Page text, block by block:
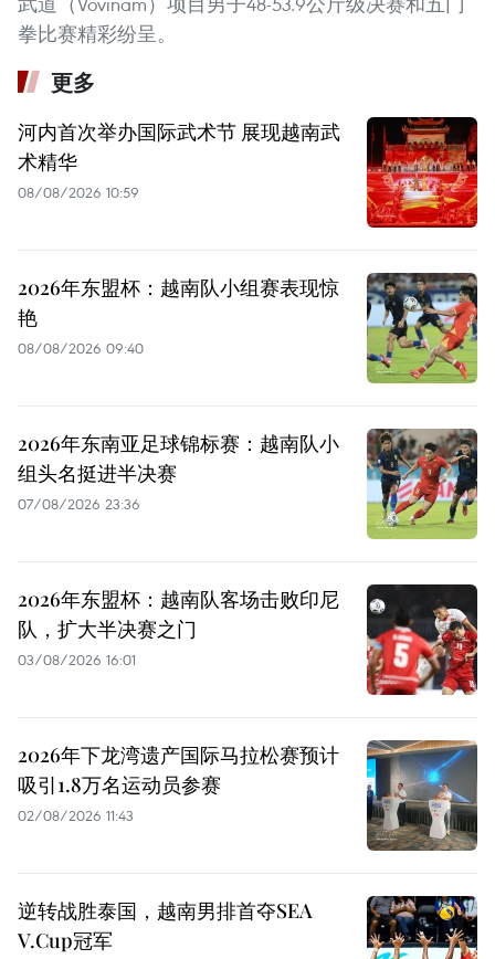
拳比赛精彩纷呈。
更多
河内首次举办国际武术节 展现越南武
术精华
08/08/2026 10:59
2026年东盟杯：越南队小组赛表现惊
艳
08/08/2026 09:40
2026年东南亚足球锦标赛：越南队小
组头名挺进半决赛
07/08/2026 23:36
2026年东盟杯：越南队客场击败印尼
队，扩大半决赛之门
03/08/2026 16:01
2026年下龙湾遗产国际马拉松赛预计
吸引1.8万名运动员参赛
02/08/2026 11:43
逆转战胜泰国，越南男排首夺SEA
V.Cup冠军